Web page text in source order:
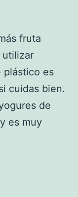
fruta
utilizar
plástico es
cuidas bien.
de
es muy